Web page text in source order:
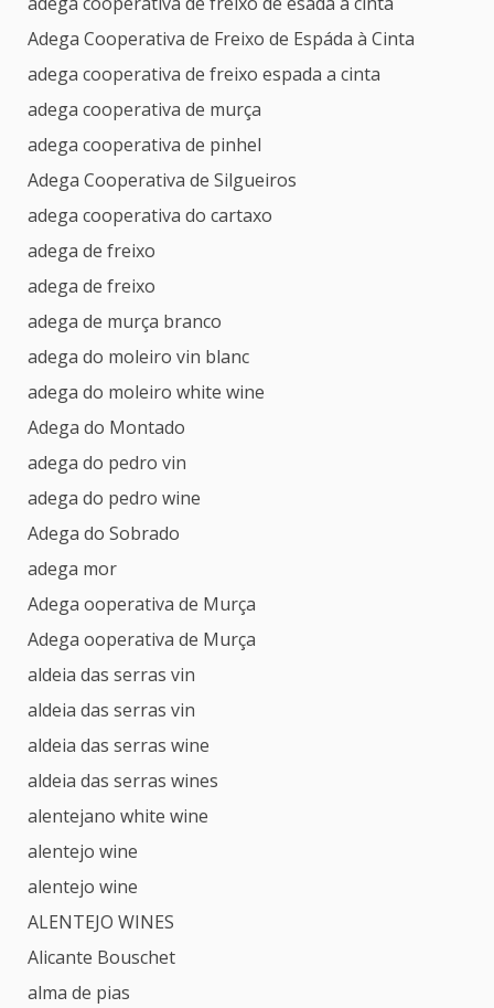
Adega Cooperativa de Freixo de Espáda à Cinta
adega cooperativa de freixo espada a cinta
adega cooperativa de murça
adega cooperativa de pinhel
Adega Cooperativa de Silgueiros
adega cooperativa do cartaxo
adega de freixo
adega de freixo
adega de murça branco
adega do moleiro vin blanc
adega do moleiro white wine
Adega do Montado
adega do pedro vin
adega do pedro wine
Adega do Sobrado
adega mor
Adega ooperativa de Murça
Adega ooperativa de Murça
aldeia das serras vin
aldeia das serras vin
aldeia das serras wine
aldeia das serras wines
alentejano white wine
alentejo wine
alentejo wine
ALENTEJO WINES
Alicante Bouschet
alma de pias